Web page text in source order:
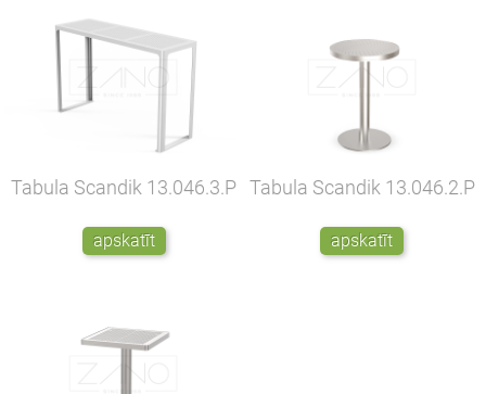
Tabula Scandik 13.046.3.P
apskatīt
Tabula Scandik 13.046.2.P
apskatīt